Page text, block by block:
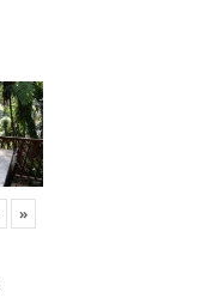
»